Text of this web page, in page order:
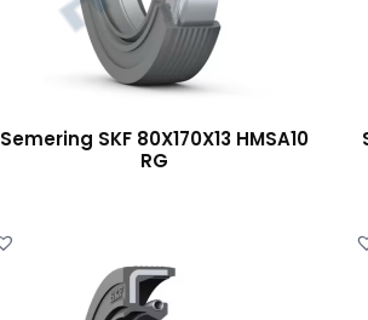
Semering SKF 80X170X13 HMSA10
RG